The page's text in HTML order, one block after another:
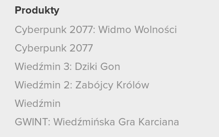
Produkty
Cyberpunk 2077: Widmo Wolności
Cyberpunk 2077
Wiedźmin 3: Dziki Gon
Wiedźmin 2: Zabójcy Królów
Wiedźmin
GWINT: Wiedźmińska Gra Karciana